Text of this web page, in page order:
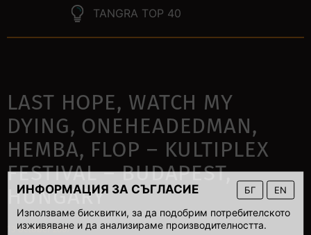
ИНФОРМАЦИЯ ЗА СЪГЛАСИЕ БГ EN
Използваме бисквитки, за да подобрим потребителското
изживяване и да анализираме производителността.
TANGRA TOP 40
LAST HOPE, WATCH MY
DYING, ONEHEADEDMAN,
HEMBA, FLOP – KULTIPLEX
FESTIVAL – BUDAPEST,
HUNGARY
13 October 2007